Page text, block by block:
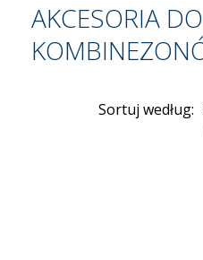
AKCESORIA DO
Sortuj według: